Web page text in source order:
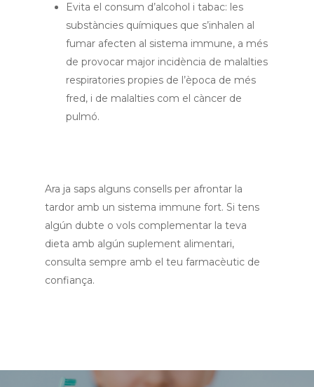
Evita el consum d’alcohol i tabac: les
substàncies químiques que s’inhalen al
fumar afecten al sistema immune, a més
de provocar major incidència de malalties
respiratories propies de l’època de més
fred, i de malalties com el càncer de
pulmó.
Ara ja saps alguns consells per afrontar la
tardor amb un sistema immune fort. Si tens
algún dubte o vols complementar la teva
dieta amb algún suplement alimentari,
consulta sempre amb el teu farmacèutic de
confiança.